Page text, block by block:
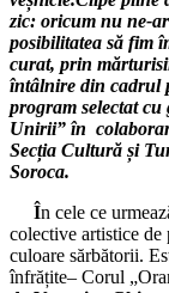
zic: oricum nu ne-
posibilitatea să fim
curat, prin
întâlnire din cadrul
program selectat
Unirii” în
Secția Cultură și
Soroca.
În cele ce
colective artistice de
culoare sărbătorii.
înfrățite– Corul